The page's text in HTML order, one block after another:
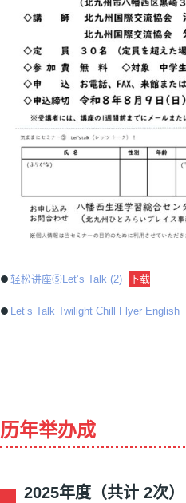
轻松讲座⑤Let’s Talk (2) 下载
Let’s Talk Twilight Chill Flyer English
历年举办成
2025年度（共计 2次）